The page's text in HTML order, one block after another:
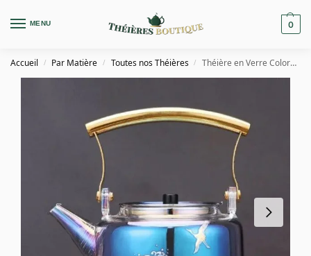
MENU 0
Accueil / Par Matière / Toutes nos Théières / Théière en Verre Coloré Océan 1L